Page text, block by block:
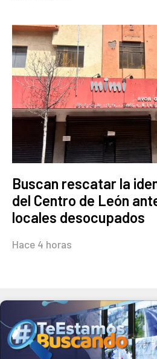
Buscan rescatar la
del Centro de León
locales desocupados
Hace 4 horas